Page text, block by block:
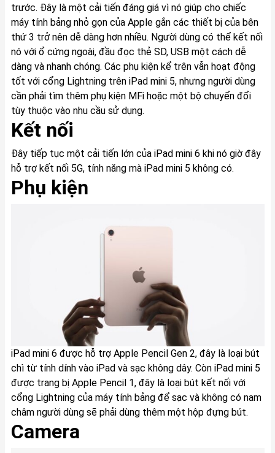
trước. Đây là một cải tiến đáng giá vì nó giúp cho chiếc
máy tính bảng nhỏ gọn của Apple gắn các thiết bị của bên
thứ 3 trở nên dễ dàng hơn nhiều. Người dùng có thể kết nối
nó với ổ cứng ngoài, đầu đọc thẻ SD, USB một cách dễ
dàng và nhanh chóng. Các phụ kiện kể trên vẫn hoạt động
tốt với cổng Lightning trên iPad mini 5, nhưng người dùng
cần phải tìm thêm phụ kiện MFi hoặc một bộ chuyển đổi
tùy thuộc vào nhu cầu sử dụng.
Kết nối
Đây tiếp tục một cải tiến lớn của iPad mini 6 khi nó giờ đây
hỗ trợ kết nối 5G, tính năng mà iPad mini 5 không có.
Phụ kiện
iPad mini 6 được hỗ trợ Apple Pencil Gen 2, đây là loại bút
chì từ tính dính vào iPad và sạc không dây. Còn iPad mini 5
được trang bị Apple Pencil 1, đây là loại bút kết nối với
cổng Lightning của máy tính bảng để sạc và không có nam
châm người dùng sẽ phải dùng thêm một hộp đựng bút.
Camera